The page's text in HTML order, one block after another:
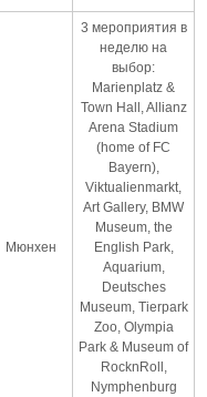
Мюнхен
3 мероприятия в
неделю на
выбор:
Marienplatz &
Town Hall, Allianz
Arena Stadium
(home of FC
Bayern),
Viktualienmarkt,
Art Gallery, BMW
Museum, the
English Park,
Aquarium,
Deutsches
Museum, Tierpark
Zoo, Olympia
Park & Museum of
RocknRoll,
Nymphenburg